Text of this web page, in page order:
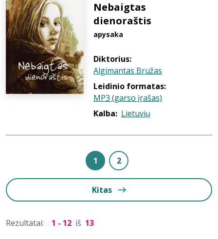
Nebaigtas
dienoraštis
apysaka
Diktorius:
Algimantas Bružas
Leidinio formatas:
MP3 (garso įrašas)
Kalba: Lietuvių
1 2
Kitas
Rezultatai: 1 - 12 iš 13